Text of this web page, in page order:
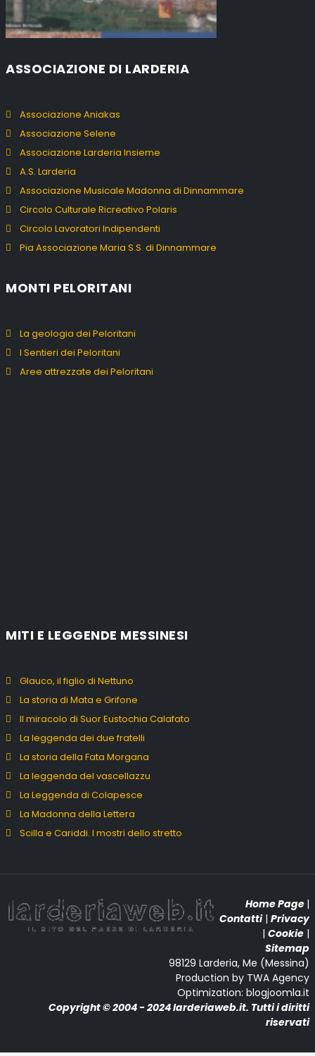
ASSOCIAZIONE DI LARDERIA
Associazione Aniakas
Associazione Selene
Associazione Larderia Insieme
A.S. Larderia
Associazione Musicale Madonna di Dinnammare
Circolo Culturale Ricreativo Polaris
Circolo Lavoratori Indipendenti
Pia Associazione Maria S.S. di Dinnammare
MONTI PELORITANI
La geologia dei Peloritani
I Sentieri dei Peloritani
Aree attrezzate dei Peloritani
MITI E LEGGENDE MESSINESI
Glauco, il figlio di Nettuno
La storia di Mata e Grifone
Il miracolo di Suor Eustochia Calafato
La leggenda dei due fratelli
La storia della Fata Morgana
La leggenda del vascellazzu
La Leggenda di Colapesce
La Madonna della Lettera
Scilla e Cariddi. I mostri dello stretto
Home Page |
Contatti| Privacy
| Cookie |
Sitemap
98129 Larderia, Me (Messina)
Production by TWA Agency
Optimization: blogjoomla.it
Copyright © 2004 - 2024 larderiaweb.it. Tutti i diritti
riservati